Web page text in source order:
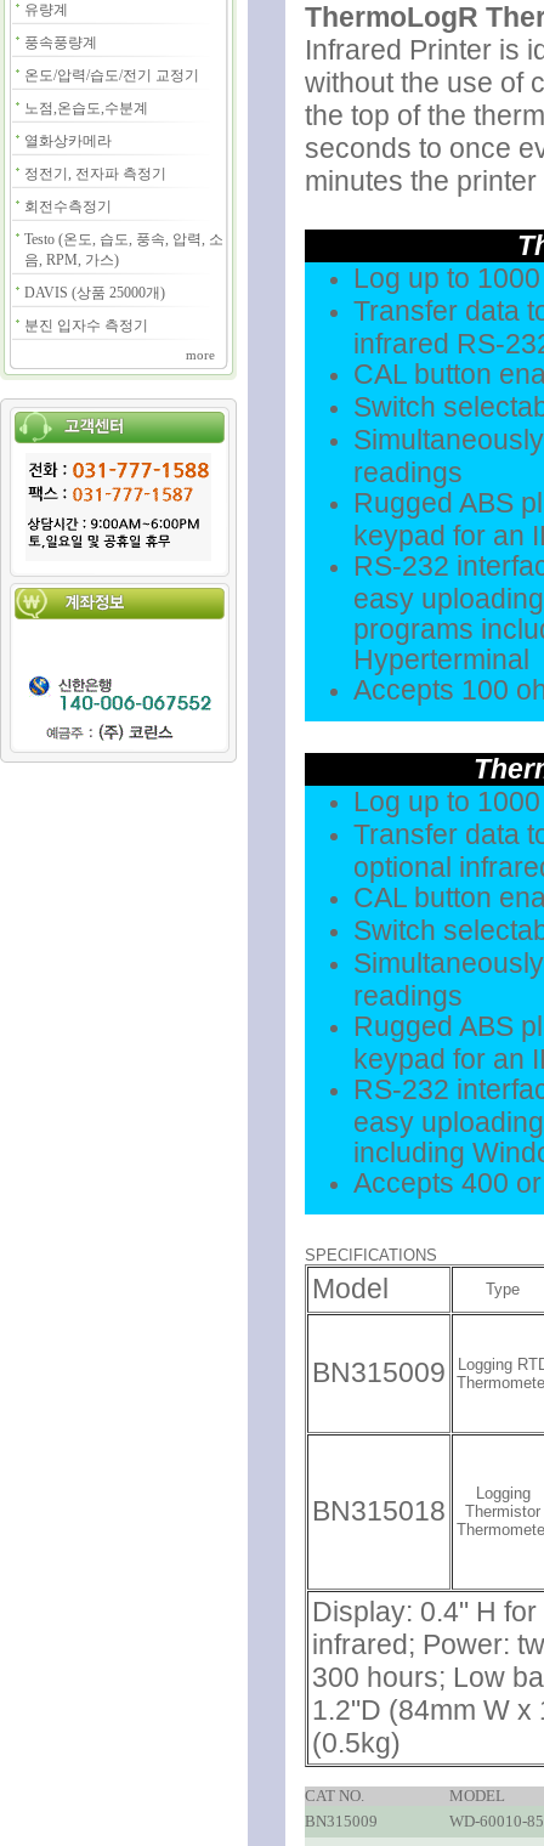
유량계
풍속풍량계
온도/압력/습도/전기 교정기
노점,온습도,수분계
열화상카메라
정전기, 전자파 측정기
회전수측정기
Testo (온도, 습도, 풍속, 압력, 소
음, RPM, 가스)
DAVIS (상품 25000개)
분진 입자수 측정기
more
ThermoLogR
Infrared Printer is
without the use of
the top of the
seconds to once
minutes the
Log up to
Transfer data
infrared RS-
CAL button
Switch
readings
Rugged ABS
keypad for an
RS-232
easy
programs
Hyperterminal
Accepts 100
Log up to
Transfer data
optional
CAL button
Switch
readings
Rugged ABS
keypad for an
RS-232
easy
including
Accepts 400
SPECIFICATIONS
Model Type
BN315009
Logging
BN315018
Logging
Thermistor
Display: 0.4" H
infrared; Power:
300 hours; Low
1.2"D (84mm W x
(0.5kg)
CAT NO.
MODEL
BN315009
WD-60010-85